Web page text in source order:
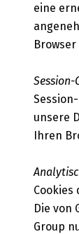
eine
Session-
unsere
Ihren
Cookies
Die von
Group